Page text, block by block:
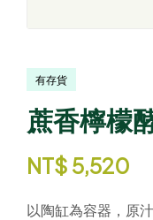
有存貨
蔗香檸檬
NT$ 5,520
以陶缸為容器，原